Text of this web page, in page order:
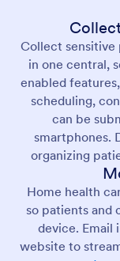
Collect sensitive
in one central,
enabled
scheduling,
can be
smartphones.
organizing
Home health
so patients and
device. Email
website to